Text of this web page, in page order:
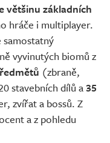
většinu základních
hráče i multiplayer.
samostatný
vyvinutých biomů z
(zbraně,
stavebních dílů a35
zvířat a bossů. Z
a z pohledu